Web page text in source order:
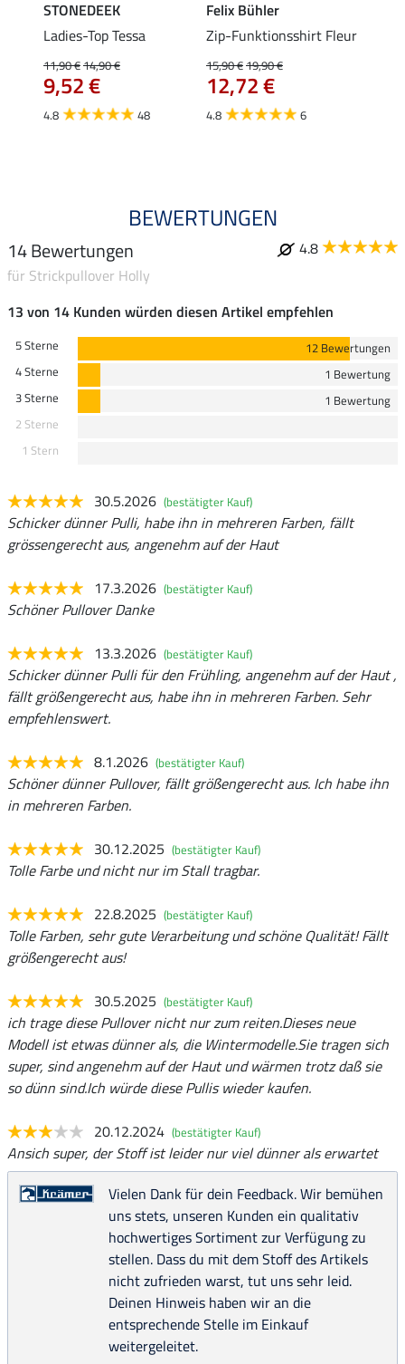
STONEDEEK
Ladies-Top Tessa
11,90 €14,90 €
9,52 €
4.8 48
Felix Bühler
Zip-Funktionsshirt Fleur
15,90 €19,90 €
12,72 €
4.8 6
BEWERTUNGEN
14 Bewertungen
4.8
für Strickpullover Holly
13 von 14 Kunden würden diesen Artikel empfehlen
5 Sterne
12 Bewertungen
4 Sterne
1 Bewertung
3 Sterne
1 Bewertung
2 Sterne
1 Stern
30.5.2026 (bestätigter Kauf)
Schicker dünner Pulli, habe ihn in mehreren Farben, fällt
grössengerecht aus, angenehm auf der Haut
17.3.2026 (bestätigter Kauf)
Schöner Pullover Danke
13.3.2026 (bestätigter Kauf)
Schicker dünner Pulli für den Frühling, angenehm auf der Haut ,
fällt größengerecht aus, habe ihn in mehreren Farben. Sehr
empfehlenswert.
8.1.2026 (bestätigter Kauf)
Schöner dünner Pullover, fällt größengerecht aus. Ich habe ihn
in mehreren Farben.
30.12.2025 (bestätigter Kauf)
Tolle Farbe und nicht nur im Stall tragbar.
22.8.2025 (bestätigter Kauf)
Tolle Farben, sehr gute Verarbeitung und schöne Qualität! Fällt
größengerecht aus!
30.5.2025 (bestätigter Kauf)
ich trage diese Pullover nicht nur zum reiten.Dieses neue
Modell ist etwas dünner als, die Wintermodelle.Sie tragen sich
super, sind angenehm auf der Haut und wärmen trotz daß sie
so dünn sind.Ich würde diese Pullis wieder kaufen.
20.12.2024 (bestätigter Kauf)
Ansich super, der Stoff ist leider nur viel dünner als erwartet
Vielen Dank für dein Feedback. Wir bemühen
uns stets, unseren Kunden ein qualitativ
hochwertiges Sortiment zur Verfügung zu
stellen. Dass du mit dem Stoff des Artikels
nicht zufrieden warst, tut uns sehr leid.
Deinen Hinweis haben wir an die
entsprechende Stelle im Einkauf
weitergeleitet.